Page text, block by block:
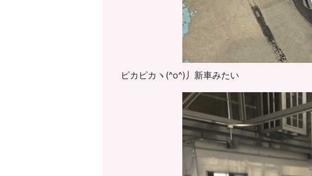
ピカピカヽ(^o^)丿新車みたい